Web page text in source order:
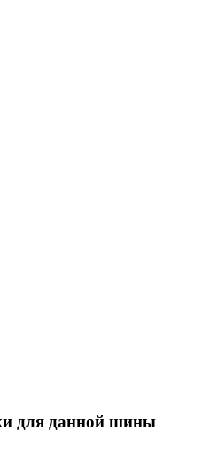
для данной шины